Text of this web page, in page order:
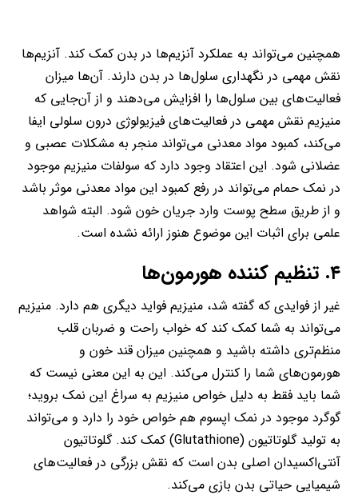
همچنین می‌تواند به عملکرد آنزیم‌ها در بدن کمک کند. آنزیم‌ها
نقش مهمی در نگهداری سلول‌ها در بدن دارند. آن‌ها میزان
فعالیت‌های بین سلول‌ها را افزایش می‌دهند و از آن‌جایی که
منیزیم نقش مهمی در فعالیت‌های فیزیولوژی درون سلولی ایفا
می‌کند، کمبود مواد معدنی می‌تواند منجر به مشکلات عصبی و
عضلانی شود. این اعتقاد وجود دارد که سولفات منیزیم موجود
در نمک حمام می‌تواند در رفع کمبود این مواد معدنی موثر باشد
و از طریق سطح پوست وارد جریان خون شود. البته شواهد
علمی برای اثبات این موضوع هنوز ارائه نشده است.
۴. تنظیم کننده هورمون‌ها
غیر از فوایدی که گفته شد، منیزیم فواید دیگری هم دارد. منیزیم
می‌تواند به شما کمک کند که خواب راحت و ضربان قلب
منظم‌تری داشته باشید و همچنین میزان قند خون و
هورمون‌های شما را کنترل می‌کند. این به این معنی نیست که
شما باید فقط به دلیل خواص منیزیم به سراغ این نمک بروید؛
گوگرد موجود در نمک اپسوم هم خواص خود را دارد‌ و می‌تواند
به تولید گلوتاتیون (Glutathione) کمک کند. گلوتاتیون
آنتی‌اکسیدان اصلی بدن است که نقش بزرگی در فعالیت‌های
شیمیایی حیاتی بدن بازی می‌کند.